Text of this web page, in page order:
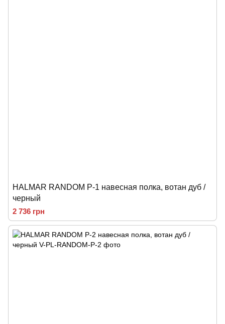
HALMAR RANDOM P-1 навесная полка, вотан дуб /
черный
2 736 грн